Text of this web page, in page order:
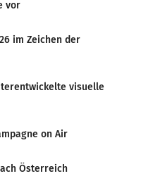
vor
im Zeichen der
visuelle
on Air
Österreich